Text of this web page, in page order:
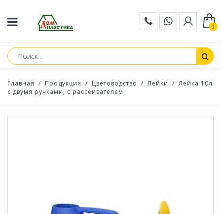
0
Главная / Продукция / Цветоводство / Лейки / Лейка 10л
с двумя ручками, с рассеивателем